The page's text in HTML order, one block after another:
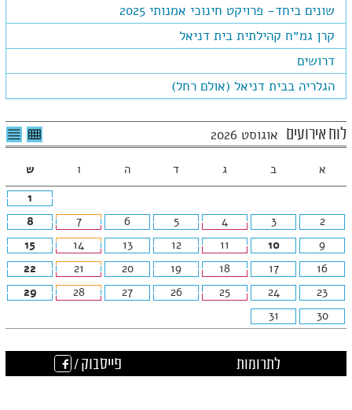
שונים ביחד- פרויקט חינוכי אמנותי 2025
קרן גמ״ח קהילתית בית דניאל
דרושים
הגלריה בבית דניאל (אולם רחל)
לוח אירועים אוגוסט 2026 לצפיה
בטבלה
א ב ג ד ה ו
ש
1
2
3
4
5
6
7
8
9
10
11
12
13
14
15
16
17
18
19
20
21
22
23
24
25
26
27
28
29
30
31
לתרומות פייסבוק /